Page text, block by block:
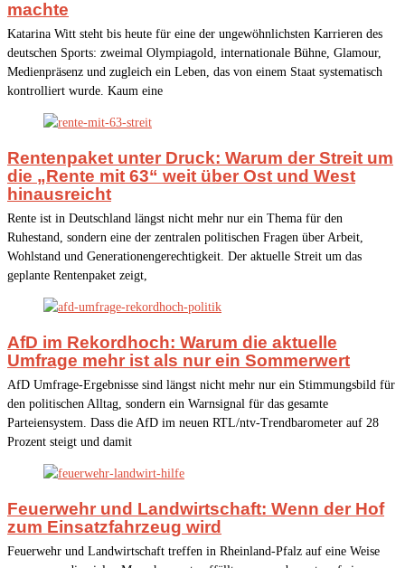
machte
Katarina Witt steht bis heute für eine der ungewöhnlichsten Karrieren des
deutschen Sports: zweimal Olympiagold, internationale Bühne, Glamour,
Medienpräsenz und zugleich ein Leben, das von einem Staat systematisch
kontrolliert wurde. Kaum eine
Rentenpaket unter Druck: Warum der Streit um
die „Rente mit 63“ weit über Ost und West
hinausreicht
Rente ist in Deutschland längst nicht mehr nur ein Thema für den
Ruhestand, sondern eine der zentralen politischen Fragen über Arbeit,
Wohlstand und Generationengerechtigkeit. Der aktuelle Streit um das
geplante Rentenpaket zeigt,
AfD im Rekordhoch: Warum die aktuelle
Umfrage mehr ist als nur ein Sommerwert
AfD Umfrage-Ergebnisse sind längst nicht mehr nur ein Stimmungsbild für
den politischen Alltag, sondern ein Warnsignal für das gesamte
Parteiensystem. Dass die AfD im neuen RTL/ntv-Trendbarometer auf 28
Prozent steigt und damit
Feuerwehr und Landwirtschaft: Wenn der Hof
zum Einsatzfahrzeug wird
Feuerwehr und Landwirtschaft treffen in Rheinland-Pfalz auf eine Weise